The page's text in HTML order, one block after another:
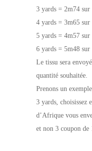
3 yards = 2m74 sur
4 yards = 3m65 sur
5 yards = 4m57 sur
6 yards = 5m48 sur
Le tissu sera
quantité souhaitée.
Prenons un
3 yards, choisissez
d’Afrique vous
et non 3 coupon de